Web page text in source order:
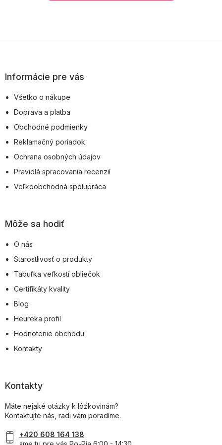
pInformácie pre vás
Všetko o nákupe
Doprava a platba
Obchodné podmienky
Reklamačný poriadok
Ochrana osobných údajov
Pravidlá spracovania recenzií
Veľkoobchodná spolupráca
Môže sa hodiť
O nás
Starostlivosť o produkty
Tabuľka veľkostí obliečok
Certifikáty kvality
Blog
Heureka profil
Hodnotenie obchodu
Kontakty
Kontakty
Máte nejaké otázky k lôžkovinám?
Kontaktujte nás, radi vám poradíme.
+420 608 164 138